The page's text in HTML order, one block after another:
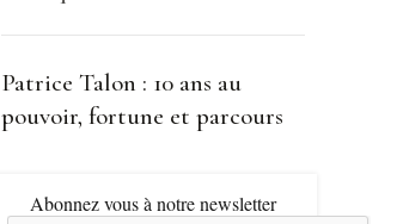
Patrice Talon : 10 ans au
pouvoir, fortune et parcours
Abonnez vous à notre newsletter